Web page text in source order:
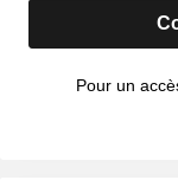
Pour un